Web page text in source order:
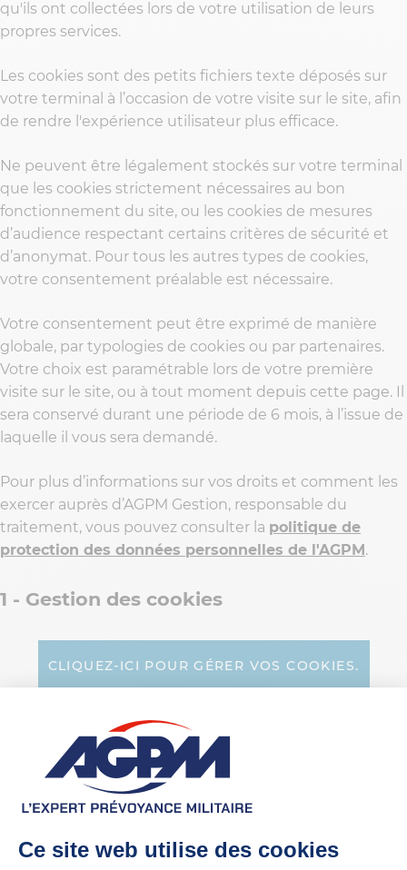
qu'ils ont collectées lors de votre utilisation de leurs
propres services.
Les cookies sont des petits fichiers texte déposés sur
votre terminal à l’occasion de votre visite sur le site, afin
de rendre l'expérience utilisateur plus efficace.
Ne peuvent être légalement stockés sur votre terminal
que les cookies strictement nécessaires au bon
fonctionnement du site, ou les cookies de mesures
d’audience respectant certains critères de sécurité et
d’anonymat. Pour tous les autres types de cookies,
votre consentement préalable est nécessaire.
Votre consentement peut être exprimé de manière
globale, par typologies de cookies ou par partenaires.
Votre choix est paramétrable lors de votre première
visite sur le site, ou à tout moment depuis cette page. Il
sera conservé durant une période de 6 mois, à l’issue de
laquelle il vous sera demandé.
Pour plus d’informations sur vos droits et comment les
exercer auprès d’AGPM Gestion, responsable du
traitement, vous pouvez consulter la politique de
protection des données personnelles de l'AGPM.
1 - Gestion des cookies
CLIQUEZ-ICI POUR GÉRER VOS COOKIES.
2 - Cookies partenaires
Google Analytics
Afficher les cookies